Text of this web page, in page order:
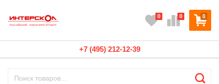
0
0 0
+7 (495) 212-12-39